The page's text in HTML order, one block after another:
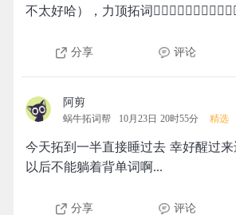
不太好哈），力顶拓词
分享 评论
阿剪
蜗牛拓词帮 10月23日 20时55分 精选
今天拓到一半直接睡过去 幸好醒过
以后不能躺着背单词啊...
分享 评论